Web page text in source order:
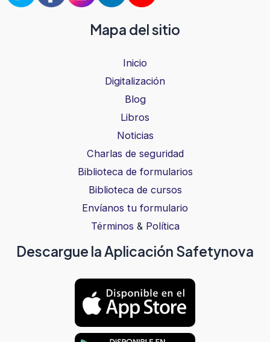
Mapa del sitio
Inicio
Digitalización
Blog
Libros
Noticias
Charlas de seguridad
Biblioteca de formularios
Biblioteca de cursos
Envíanos tu formulario
Términos & Política
Descargue la Aplicación Safetynova